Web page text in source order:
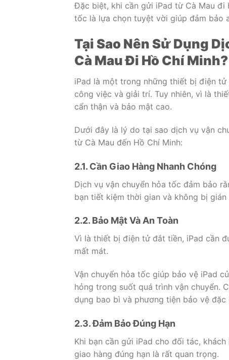
Đặc biệt, khi cần gửi iPad từ Cà Mau đi
tốc là lựa chọn tuyệt vời giúp đảm bảo
Tại Sao Nên Sử Dụng
Cà Mau Đi Hồ Chí Minh?
iPad là một trong những thiết bị điện
công việc và giải trí. Tuy nhiên, vì là
cẩn thận và bảo mật cao.
Dưới đây là lý do tại sao dịch vụ vận
từ Cà Mau đến Hồ Chí Minh:
2.1. Cần Giao Hàng Nhanh Chóng
Dịch vụ vận chuyển hỏa tốc đảm bảo
bạn tiết kiệm thời gian và không bị
2.2. Bảo Mật Và An Toàn
Vì là thiết bị điện tử đắt tiền, iPad cần
mất mát.
Vận chuyển hỏa tốc giúp bảo vệ iPad
hỏng trong suốt quá trình vận chuyển.
dụng bao bì và phương tiện bảo vệ
2.3. Đảm Bảo Đúng Hạn
Khi bạn cần gửi iPad cho đối tác,
giao hàng đúng hạn là rất quan trọng.